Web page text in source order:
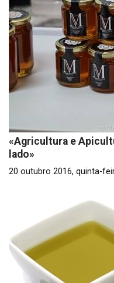
«Agricultura e
lado»
20 outubro 2016, quinta-